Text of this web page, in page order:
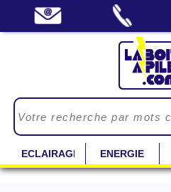
ECLAIRAGE ENERGIE